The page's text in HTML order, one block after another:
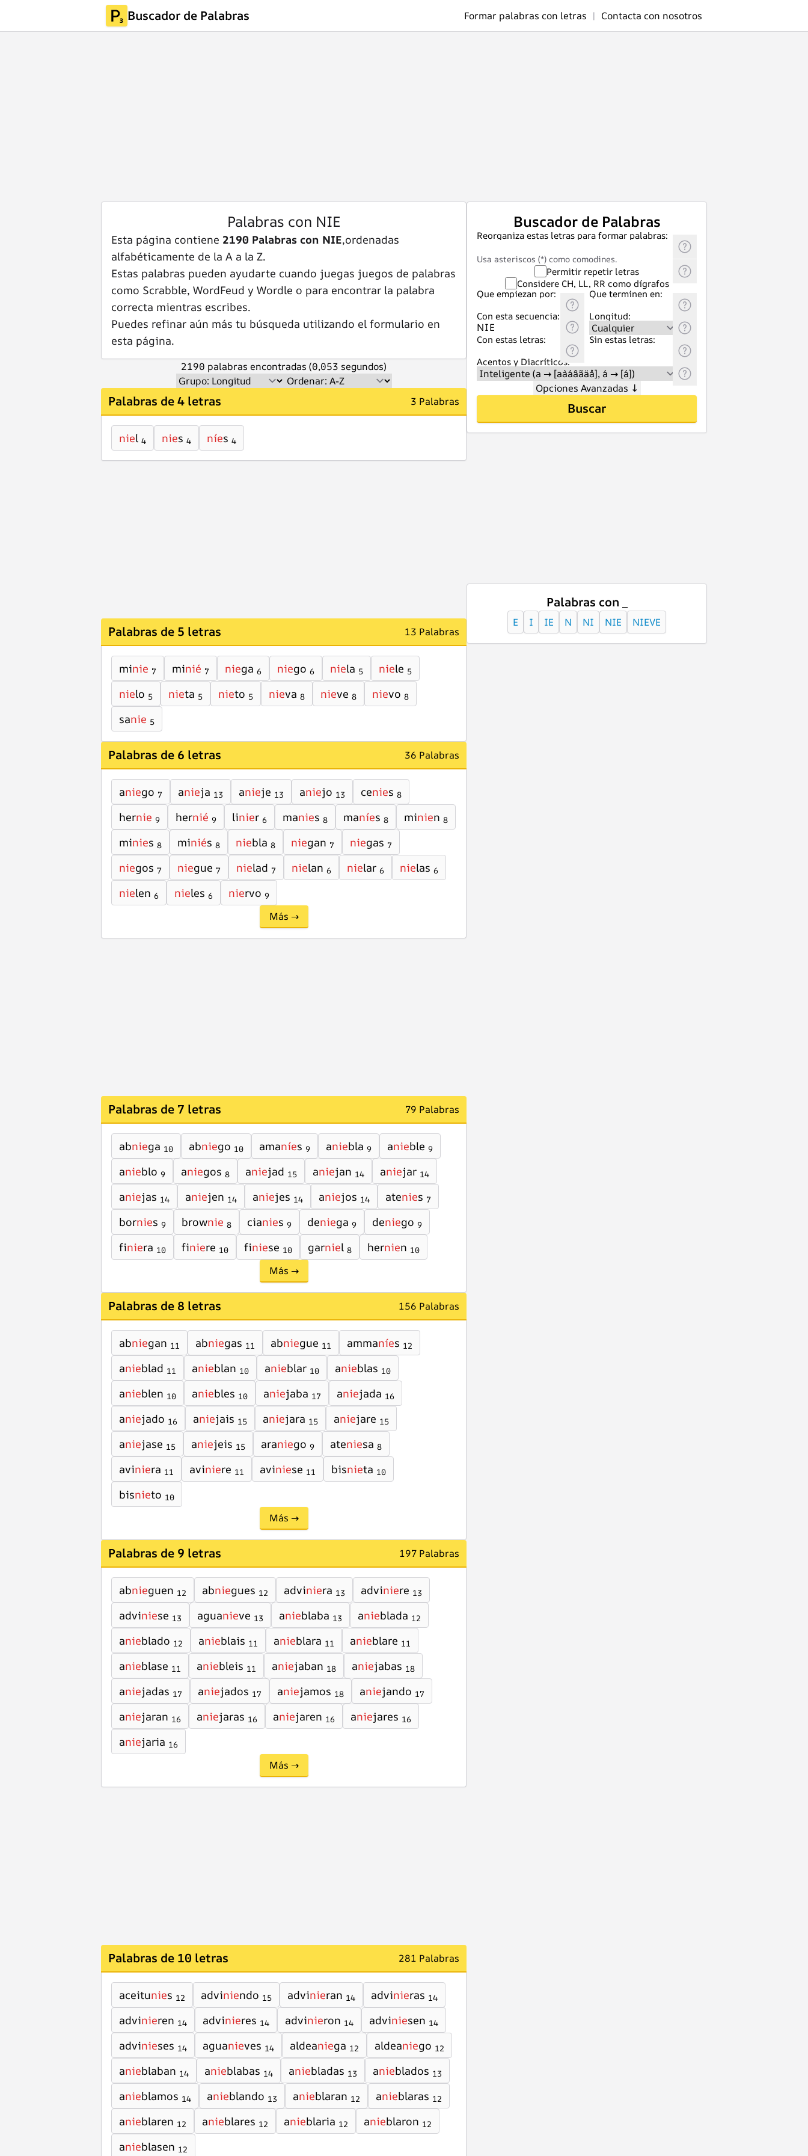
Buscador de Palabras Formar palabras con letras | Contacta con nosotros
Palabras con NIE
Esta página contiene 2190 Palabras con NIE,ordenadas
alfabéticamente de la A a la Z.
Estas palabras pueden ayudarte cuando juegas juegos de palabras
como Scrabble, WordFeud y Wordle o para encontrar la palabra
correcta mientras escribes.
Puedes refinar aún más tu búsqueda utilizando el formulario en
esta página.
2190 palabras encontradas (0,053 segundos)
Palabras de 4 letras 3 Palabras
niel 4 nies 4 níes 4
Palabras de 5 letras 13 Palabras
minie 7 minié 7 niega 6 niego 6 niela 5 niele 5
nielo 5 nieta 5 nieto 5 nieva 8 nieve 8 nievo 8
sanie 5
Palabras de 6 letras 36 Palabras
aniego 7 anieja 13 anieje 13 aniejo 13 cenies 8
hernie 9 hernié 9 linier 6 manies 8 maníes 8 minien 8
minies 8 miniés 8 niebla 8 niegan 7 niegas 7
niegos 7 niegue 7 nielad 7 nielan 6 nielar 6 nielas 6
nielen 6 nieles 6 niervo 9
Más →
Palabras de 7 letras 79 Palabras
abniega 10 abniego 10 amaníes 9 aniebla 9 anieble 9
anieblo 9 aniegos 8 aniejad 15 aniejan 14 aniejar 14
aniejas 14 aniejen 14 aniejes 14 aniejos 14 atenies 7
bornies 9 brownie 8 cianies 9 deniega 9 deniego 9
finiera 10 finiere 10 finiese 10 garniel 8 hernien 10
Más →
Palabras de 8 letras 156 Palabras
abniegan 11 abniegas 11 abniegue 11 ammaníes 12
anieblad 11 anieblan 10 anieblar 10 anieblas 10
anieblen 10 aniebles 10 aniejaba 17 aniejada 16
aniejado 16 aniejais 15 aniejara 15 aniejare 15
aniejase 15 aniejeis 15 araniego 9 ateniesa 8
aviniera 11 aviniere 11 aviniese 11 bisnieta 10
bisnieto 10
Más →
Palabras de 9 letras 197 Palabras
abnieguen 12 abniegues 12 adviniera 13 adviniere 13
adviniese 13 aguanieve 13 anieblaba 13 anieblada 12
anieblado 12 anieblais 11 anieblara 11 anieblare 11
anieblase 11 aniebleis 11 aniejaban 18 aniejabas 18
aniejadas 17 aniejados 17 aniejamos 18 aniejando 17
aniejaran 16 aniejaras 16 aniejaren 16 aniejares 16
aniejaria 16
Más →
Palabras de 10 letras 281 Palabras
aceitunies 12 adviniendo 15 advinieran 14 advinieras 14
advinieren 14 advinieres 14 advinieron 14 adviniesen 14
advinieses 14 aguanieves 14 aldeaniega 12 aldeaniego 12
anieblaban 14 anieblabas 14 aniebladas 13 anieblados 13
anieblamos 14 anieblando 13 anieblaran 12 anieblaras 12
anieblaren 12 anieblares 12 anieblaria 12 anieblaron 12
anieblasen 12
Buscador de Palabras
Reorganiza estas letras para formar palabras:
Usa asteriscos (*) como comodines.
Permitir repetir letras
Considere CH, LL, RR como dígrafos
Que empiezan por:
Que terminen en:
Con esta secuencia:
Longitud:
Con estas letras:
Sin estas letras:
Acentos y Diacríticos:
Opciones Avanzadas ↓
Buscar
Palabras con _
E I IE N NI NIE NIEVE